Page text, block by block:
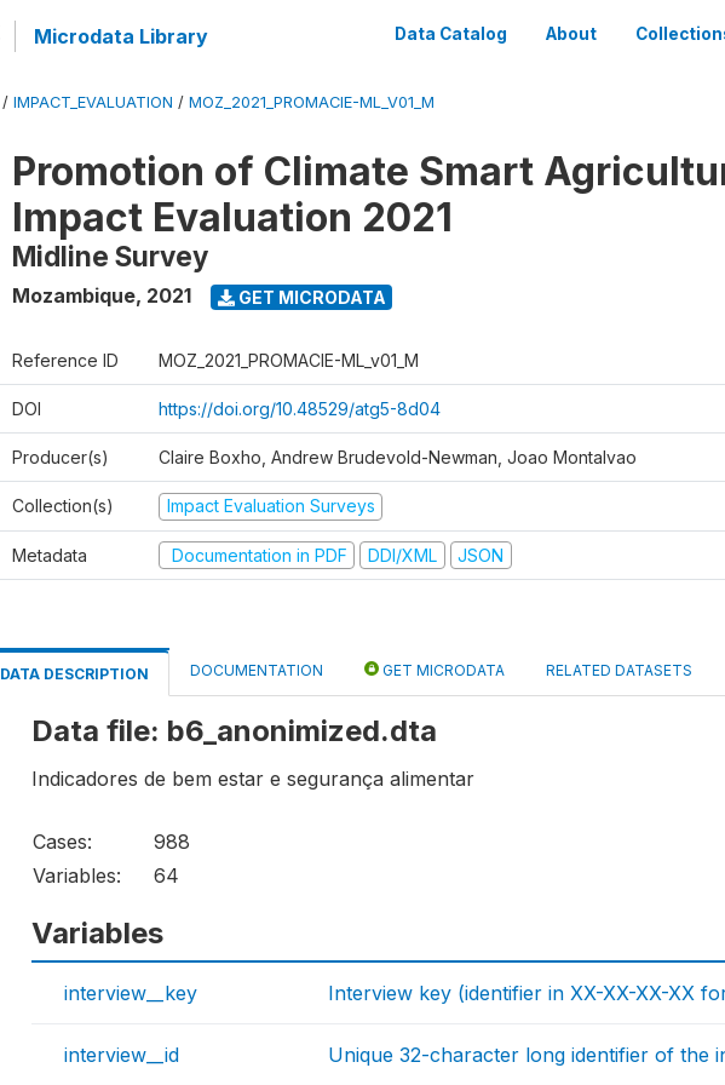
Microdata Library Data Catalog About
/ IMPACT_EVALUATION / MOZ_2021_PROMACIE-ML_V01_M
Promotion of Climate Smart
Impact Evaluation 2021
Midline Survey
Mozambique, 2021 GET MICRODATA
Reference ID MOZ_2021_PROMACIE-ML_v01_M
DOI https://doi.org/10.48529/atg5-8d04
Producer(s) Claire Boxho, Andrew Brudevold-Newman, Joao Montalvao
Collection(s) Impact Evaluation Surveys
Metadata Documentation in PDF DDI/XML JSON
DATA DESCRIPTION DOCUMENTATION GET MICRODATA RELATED DATASETS
Data file: b6_anonimized.dta
Indicadores de bem estar e segurança alimentar
Cases:
988
Variables:
64
Variables
interview__key Interview key (identifier in XX-XX-XX-XX
interview__id Unique 32-character long identifier of the